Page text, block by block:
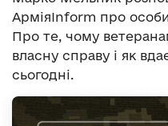
АрміяInform про
Про те, чому
власну справу і як
сьогодні.